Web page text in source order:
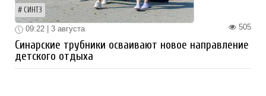
СИНТЗ
505
09:22 | 3 августа
Синарские трубники осваивают новое направление
детского отдыха